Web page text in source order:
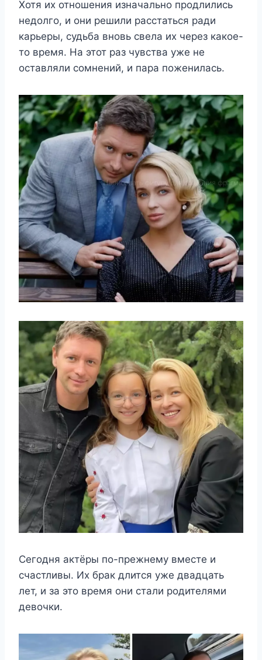
Хотя их отношения изначально продлились
недолго, и они решили расстаться ради
карьеры, судьба вновь свела их через какое-
то время. На этот раз чувства уже не
оставляли сомнений, и пара поженилась.
Сегодня актёры по-прежнему вместе и
счастливы. Их брак длится уже двадцать
лет, и за это время они стали родителями
девочки.